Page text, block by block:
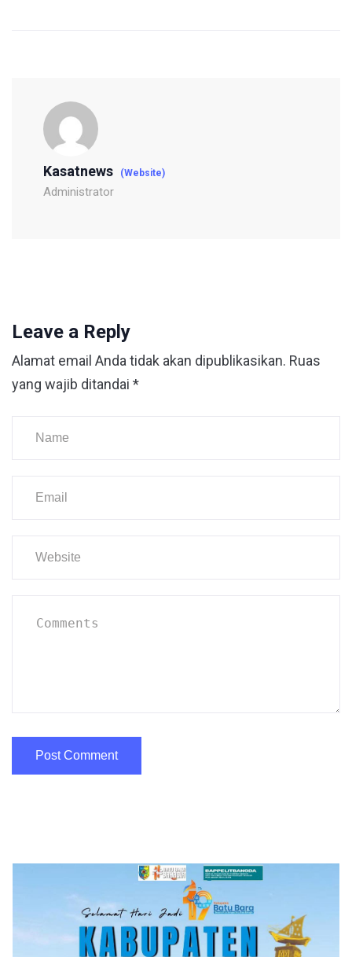
Kasatnews (Website)
Administrator
Leave a Reply
Alamat email Anda tidak akan dipublikasikan. Ruas
yang wajib ditandai *